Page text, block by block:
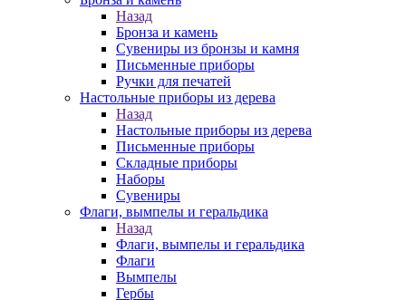
Назад
Бронза и камень
Сувениры из бронзы и камня
Письменные приборы
Ручки для печатей
Настольные приборы из дерева
Назад
Настольные приборы из дерева
Письменные приборы
Складные приборы
Наборы
Сувениры
Флаги, вымпелы и геральдика
Назад
Флаги, вымпелы и геральдика
Флаги
Вымпелы
Гербы